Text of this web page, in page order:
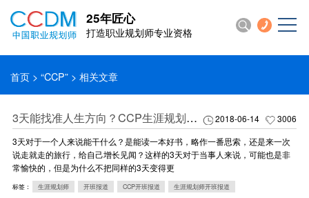
25年匠心
打造职业规划师专业资格
首页 >“CCP” > 相关文章
2018-06-14 3006
3天能找准人生方向？CCP生涯规划师为你解密
3天对于一个人来说能干什么？是能读一本好书，略作一番思索，还是来一次
说走就走的旅行，给自己增长见闻？这样的3天对于当事人来说，可能也是非
常愉快的，但是为什么不把同样的3天变得更
标签： 生涯规划师 开班报道 CCP开班报道 生涯规划师开班报道